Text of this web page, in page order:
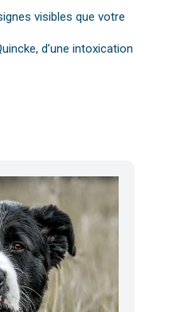
visibles que votre
d’une intoxication